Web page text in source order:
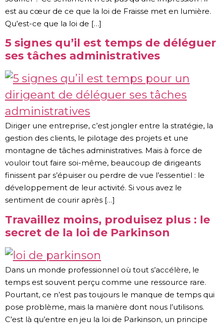
est au cœur de ce que la loi de Fraisse met en lumière.
Qu’est-ce que la loi de […]
5 signes qu’il est temps de déléguer
ses tâches administratives
Diriger une entreprise, c’est jongler entre la stratégie, la
gestion des clients, le pilotage des projets et une
montagne de tâches administratives. Mais à force de
vouloir tout faire soi-même, beaucoup de dirigeants
finissent par s’épuiser ou perdre de vue l’essentiel : le
développement de leur activité. Si vous avez le
sentiment de courir après […]
Travaillez moins, produisez plus : le
secret de la loi de Parkinson
Dans un monde professionnel où tout s’accélère, le
temps est souvent perçu comme une ressource rare.
Pourtant, ce n’est pas toujours le manque de temps qui
pose problème, mais la manière dont nous l’utilisons.
C’est là qu’entre en jeu la loi de Parkinson, un principe